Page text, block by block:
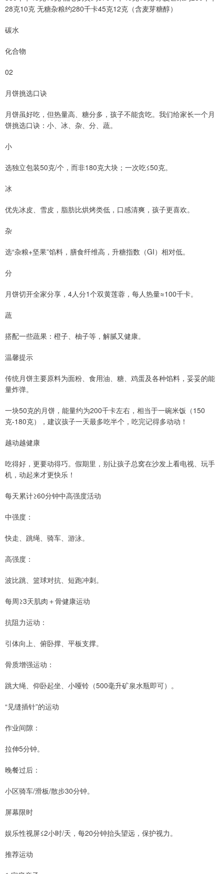
28克10克 无糖杂粮约280千卡45克12克（含麦芽糖醇）
碳水
化合物
02
月饼挑选口诀
月饼虽好吃，但热量高、糖分多，孩子不能贪吃。我们给家长一个月
饼挑选口诀：小、冰、杂、分、蔬。
小
选独立包装50克/个，而非180克大块；一次吃≤50克。
冰
优先冰皮、雪皮，脂肪比烘烤类低，口感清爽，孩子更喜欢。
杂
选“杂粮+坚果”馅料，膳食纤维高，升糖指数（GI）相对低。
分
月饼切开全家分享，4人分1个双黄莲蓉，每人热量≈100千卡。
蔬
搭配一些蔬果：橙子、柚子等，解腻又健康。
温馨提示
传统月饼主要原料为面粉、食用油、糖、鸡蛋及各种馅料，妥妥的能
量炸弹。
一块50克的月饼，能量约为200千卡左右，相当于一碗米饭（150
克-180克），建议孩子一天最多吃半个，吃完记得多动动！
越动越健康
吃得好，更要动得巧。假期里，别让孩子总窝在沙发上看电视、玩手
机，动起来才更快乐！
每天累计≥60分钟中高强度活动
中强度：
快走、跳绳、骑车、游泳。
高强度：
波比跳、篮球对抗、短跑冲刺。
每周≥3天肌肉＋骨健康运动
抗阻力运动：
引体向上、俯卧撑、平板支撑。
骨质增强运动：
跳大绳、仰卧起坐、小哑铃（500毫升矿泉水瓶即可）。
“见缝插针”的运动
作业间隙：
拉伸5分钟。
晚餐过后：
小区骑车/滑板/散步30分钟。
屏幕限时
娱乐性视屏≤2小时/天，每20分钟抬头望远，保护视力。
推荐运动